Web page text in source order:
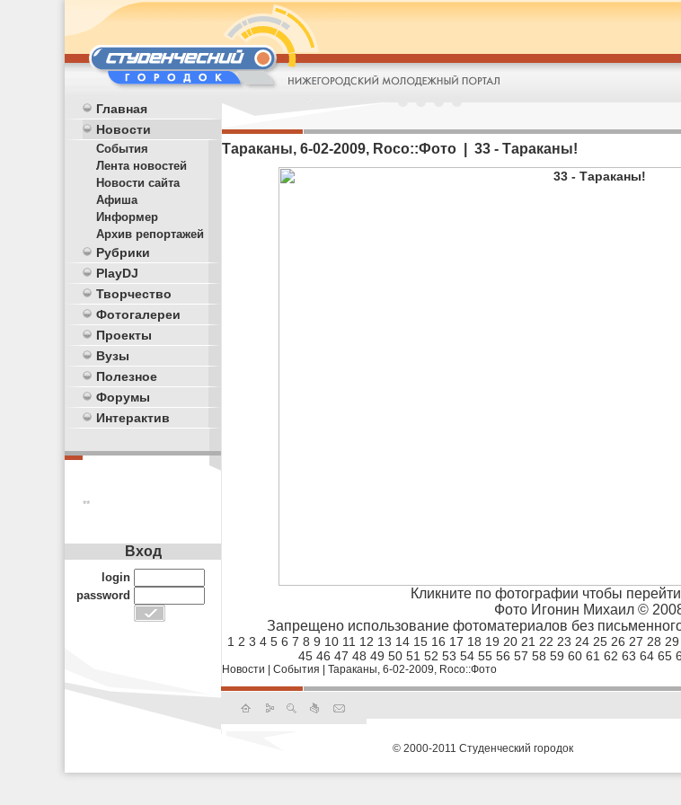
Главная
Новости
События
Лента новостей
Новости сайта
Афиша
Информер
Архив репортажей
Рубрики
PlayDJ
Творчество
Фотогалереи
Проекты
Вузы
Полезное
Форумы
Интерактив
**
Тараканы, 6-02-2009, Roco::Фото | 33 - Тараканы!
Кликните по фотографии чтобы
Фото Игонин Михаил ©
Запрещено использование фотоматериалов без
1 2 3 4 5 6 7 8 9 10 11 12 13 14 15 16 17 18 19 20 21 22 23 24 25 26 27 28 29
45 46 47 48 49 50 51 52 53 54 55 56 57 58 59 60 61 62 63 64 65
Новости События Тараканы, 6-02-2009, Roco::Фото
Вход
login
password
© 2000-2011 Студенческий городок